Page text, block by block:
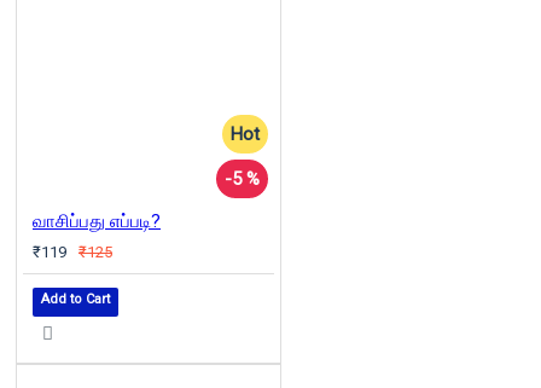
Hot
-5 %
வாசிப்பது எப்படி?
₹119 ₹125
Add to Cart